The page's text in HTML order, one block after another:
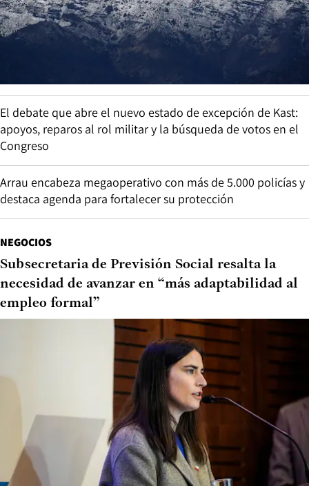
El debate que abre el nuevo estado de excepción de Kast:
apoyos, reparos al rol militar y la búsqueda de votos en el
Congreso
Arrau encabeza megaoperativo con más de 5.000 policías y
destaca agenda para fortalecer su protección
NEGOCIOS
Subsecretaria de Previsión Social resalta la
necesidad de avanzar en “más adaptabilidad al
empleo formal”